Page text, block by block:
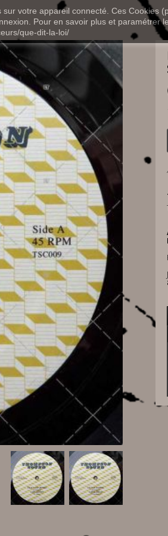
votre appareil connecté. Ces Cookies
Pour en savoir plus et paramétrer
que-dit-la-loi/